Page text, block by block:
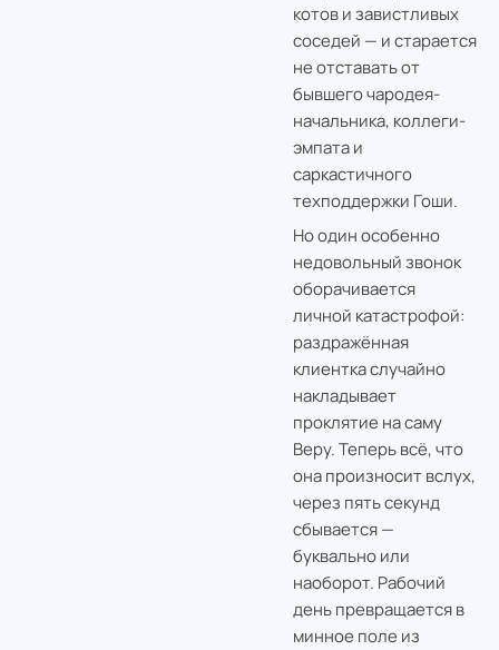
котов и завистливых
соседей — и старается
не отставать от
бывшего чародея-
начальника, коллеги-
эмпата и
саркастичного
техподдержки Гоши.
Но один особенно
недовольный звонок
оборачивается
личной катастрофой:
раздражённая
клиентка случайно
накладывает
проклятие на саму
Веру. Теперь всё, что
она произносит вслух,
через пять секунд
сбывается —
буквально или
наоборот. Рабочий
день превращается в
минное поле из